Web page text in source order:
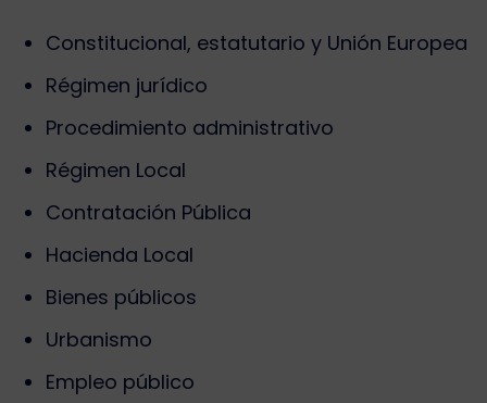
Constitucional, estatutario y Unión Europea
Régimen jurídico
Procedimiento administrativo
Régimen Local
Contratación Pública
Hacienda Local
Bienes públicos
Urbanismo
Empleo público